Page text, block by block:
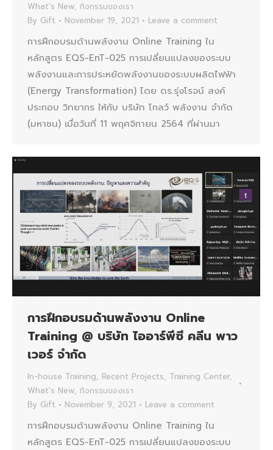
What's New, กิจกรรมของเรา
By Gift November 19, 2021 Leave a comment
การฝึกอบรมด้านพลังงาน Online Training ใน
หลักสูตร EQS-EnT-025 การเปลี่ยนแปลงของระบบ
พลังงานและการประหยัดพลังงานของระบบผลิตไฟฟ้า
(Energy Transformation) โดย ดร.รุ่งโรจน์ สงค์
ประกอบ วิทยากร ให้กับ บริษัท โกลว์ พลังงาน จำกัด
(มหาชน) เมื่อวันที่ 11 พฤศจิกายน 2564 ที่ผ่านมา
การฝึกอบรมด้านพลังงาน Online
Training @ บริษัท ไออาร์พีซี คลีน พาว
เวอร์ จำกัด
In-house Training, Recent Projects, Training Center,
What's New, กิจกรรมของเรา
By Gift November 9, 2021 Leave a comment
การฝึกอบรมด้านพลังงาน Online Training ใน
หลักสูตร EQS-EnT-025 การเปลี่ยนแปลงของระบบ